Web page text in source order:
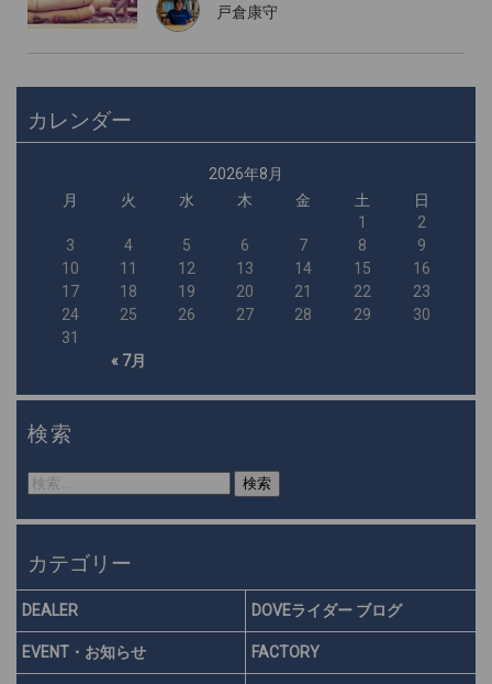
戸倉康守
カレンダー
2026年8月
月
火 水 木 金 土 日
« 7月
1
2
3
4 5 6 7 8
9
10
11 12 13 14 15
16
17
18 19 20 21 22
23
24
25 26 27 28 29
30
31
検索
検
索:
カテゴリー
DEALER DOVEライダー ブログ
EVENT・お知らせ FACTORY